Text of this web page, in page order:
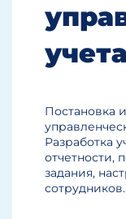
Постановка
Разработка
отчетности,
задания,
сотрудников.